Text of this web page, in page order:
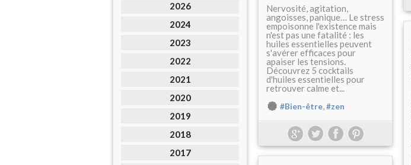
2026
2024
2023
2022
2021
2020
2019
2018
2017
Nervosité, agitation,
angoisses, panique… Le stress
empoisonne l'existence mais
n'est pas une fatalité : les
huiles essentielles peuvent
s'avérer efficaces pour
apaiser les tensions.
Découvrez 5 cocktails
d'huiles essentielles pour
retrouver calme et...
#Bien-être,#zen